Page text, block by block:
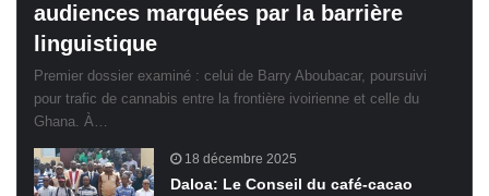
audiences marquées par la barrière
linguistique
Premier dossier examiné : celui de Barry Aboubacar, poursuivi
pour trafic de cannabis entre la frontière ivoirienne et celle du
Ghana. À…
18 décembre 2025
Daloa: Le Conseil du café-cacao